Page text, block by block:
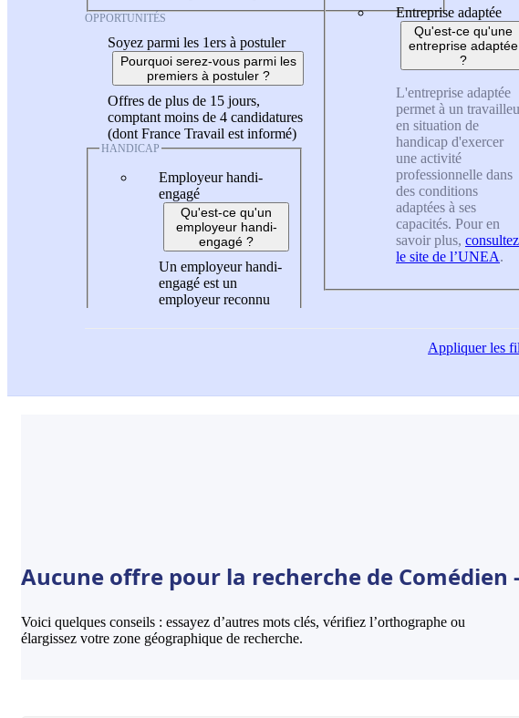
OPPORTUNITÉS
Soyez parmi les 1ers à postuler
Pourquoi serez-vous parmi les
premiers à postuler ?
Offres de plus de 15 jours,
comptant moins de 4 candidatures
(dont France Travail est informé)
HANDICAP
Employeur handi-
engagé
Qu'est-ce qu'un
employeur handi-
engagé ?
Un employeur handi-
engagé est un
employeur reconnu
Entreprise adaptée
Qu'est-ce qu'une
entreprise adaptée
?
L'entreprise adaptée
permet à un
en situation de
handicap d'exercer
une activité
professionnelle dans
des conditions
adaptées à ses
capacités. Pour en
savoir plus, consultez
le site de l’UNEA.
Appliquerles
Aucune offre pour la recherche de Comédien
Voici quelques conseils : essayez d’autres mots clés, vérifiez l’orthographe ou
élargissez votre zone géographique de recherche.